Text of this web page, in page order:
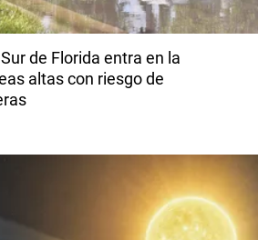
Sur de Florida entra en la
altas con riesgo de